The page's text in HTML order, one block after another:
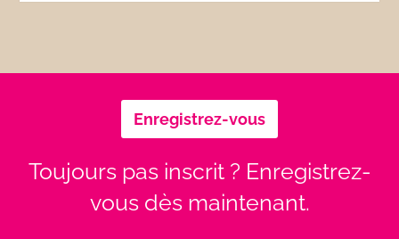
Enregistrez-vous
Toujours pas inscrit ? Enregistrez-
vous dès maintenant.